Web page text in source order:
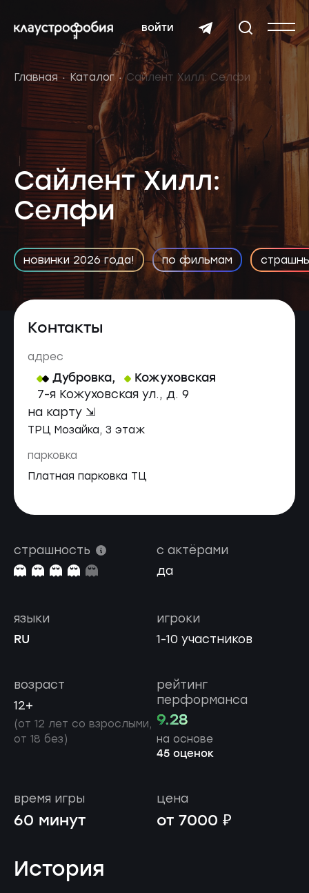
войти
Главная Каталог Сайлент Хилл: Селфи
Сайлент Хилл:
Селфи
новинки 2026 года! по фильмам
Контакты
адрес
Дубровка, Кожуховская
7-я Кожуховская ул., д. 9
на карту ⇲
ТРЦ Мозайка, 3 этаж
парковка
Платная парковка ТЦ
страшность
с актёрами
да
игроки
1-10 участников
языки
RU
возраст
12+
(от 12 лет со взрослыми,
от 18 без)
рейтинг
перформанса
9.28
на основе
45 оценок
время игры
60 минут
цена
от 7000 ₽
История